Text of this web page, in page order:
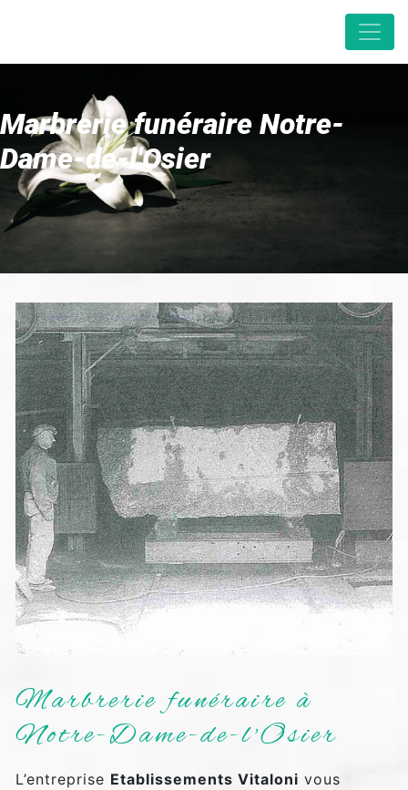
Marbrerie funéraire Notre-
Dame-de-l'Osier
Marbrerie funéraire à
Notre-Dame-de-l'Osier
L’entreprise Etablissements Vitaloni vous